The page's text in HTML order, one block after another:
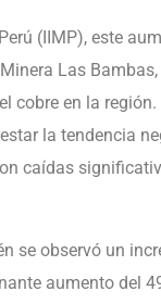
(IIMP), este
Las
cobre en la
la tendencia
caídas
se observó un
aumento del